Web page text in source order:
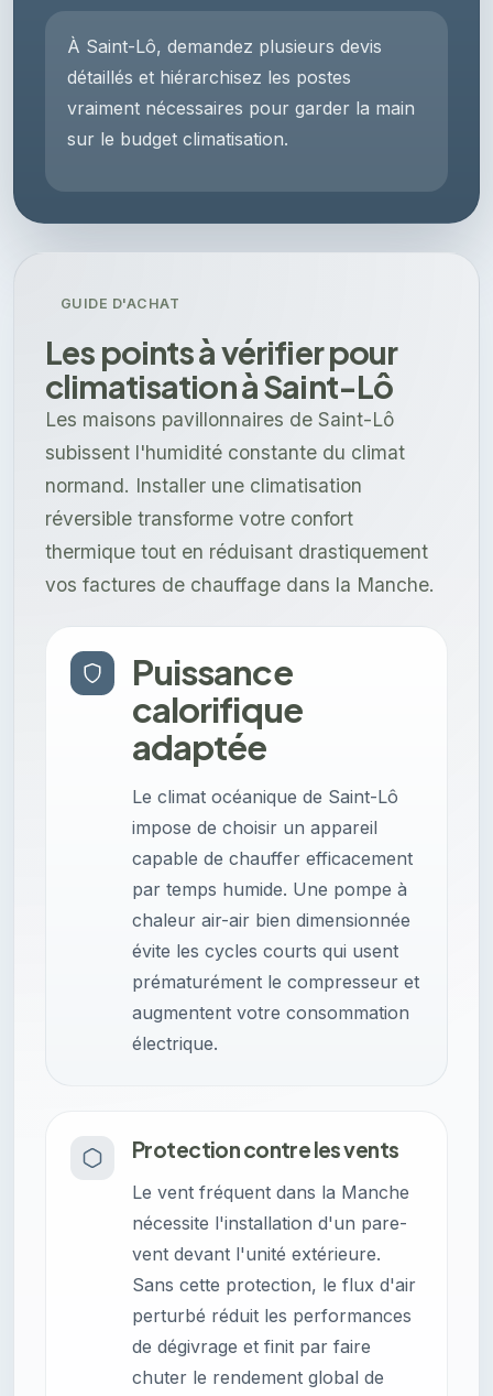
À Saint-Lô, demandez plusieurs devis
détaillés et hiérarchisez les postes
vraiment nécessaires pour garder la main
sur le budget climatisation.
GUIDE D'ACHAT
Les points à vérifier pour
climatisation à Saint-Lô
Les maisons pavillonnaires de Saint-Lô
subissent l'humidité constante du climat
normand. Installer une climatisation
réversible transforme votre confort
thermique tout en réduisant drastiquement
vos factures de chauffage dans la Manche.
Puissance
calorifique
adaptée
Le climat océanique de Saint-Lô
impose de choisir un appareil
capable de chauffer efficacement
par temps humide. Une pompe à
chaleur air-air bien dimensionnée
évite les cycles courts qui usent
prématurément le compresseur et
augmentent votre consommation
électrique.
Protection contre les vents
Le vent fréquent dans la Manche
nécessite l'installation d'un pare-
vent devant l'unité extérieure.
Sans cette protection, le flux d'air
perturbé réduit les performances
de dégivrage et finit par faire
chuter le rendement global de